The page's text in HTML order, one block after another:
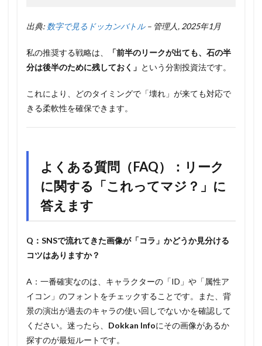
出典: 数字で見るドッカンバトル– 管理人, 2025年1月
私の推奨する戦略は、
「前半のリークが出ても、石の半
分は後半のために残しておく」 という分割投資法です。
これにより、どのタイミングで「壊れ」が来ても対応で
きる柔軟性を確保できます。
よくある質問（FAQ）：リーク
に関する「これってマジ？」に
答えます
Q：SNSで流れてきた画像が「コラ」かどうか見分ける
コツはありますか？
A：一番確実なのは、キャラクターの「ID」や「属性ア
イコン」のフォントをチェックすることです。また、背
景の演出が過去のキャラの使い回しでないかを確認して
ください。迷ったら、 Dokkan Infoにその画像があるか
探すのが最短ルートです。